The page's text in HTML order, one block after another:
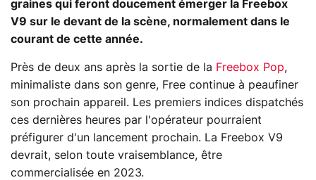
graines qui feront doucement émerger la Freebox
V9 sur le devant de la scène, normalement dans le
courant de cette année.
Près de deux ans après la sortie de la Freebox Pop,
minimaliste dans son genre, Free continue à peaufiner
son prochain appareil. Les premiers indices dispatchés
ces dernières heures par l'opérateur pourraient
préfigurer d'un lancement prochain. La Freebox V9
devrait, selon toute vraisemblance, être
commercialisée en 2023.